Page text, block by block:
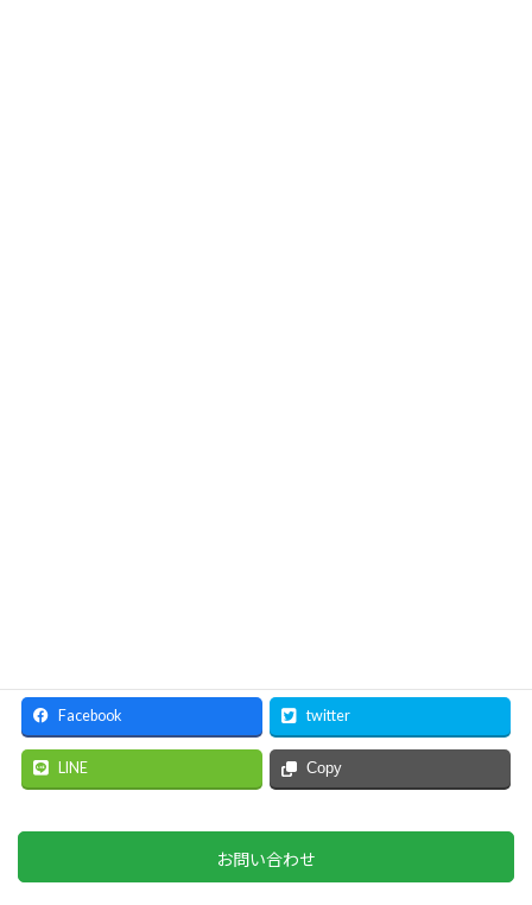
Facebook twitter
LINE Copy
お問い合わせ